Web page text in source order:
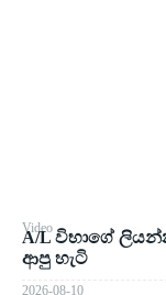
Video
A/L විභාගේ
ආපු හැටි
2026-08-10